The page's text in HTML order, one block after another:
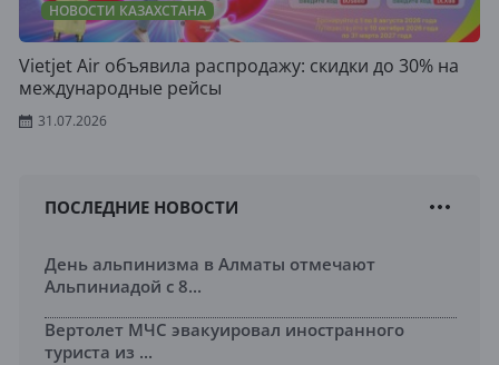
НОВОСТИ КАЗАХСТАНА
Vietjet Air объявила распродажу: скидки до 30% на
международные рейсы
31.07.2026
ПОСЛЕДНИЕ НОВОСТИ
День альпинизма в Алматы отмечают
Альпиниадой с 8...
Вертолет МЧС эвакуировал иностранного
туриста из ...